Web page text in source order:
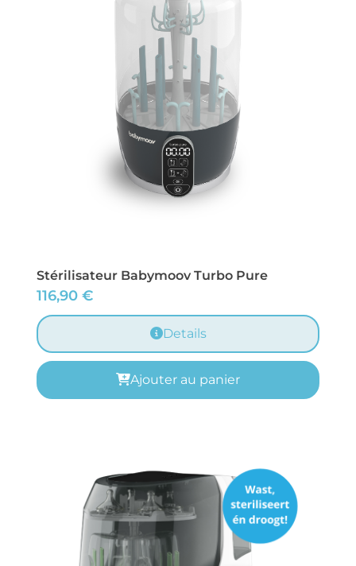
Stérilisateur Babymoov Turbo Pure
116,90 €
Details
Ajouter au panier